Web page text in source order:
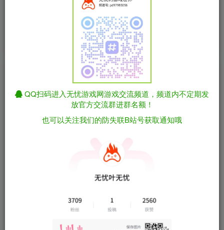
破晓传说/破晓传奇/Tales of Arise v20231212
包含全DLC（官中）
免费资源
破晓传说/破晓传奇/Tales of Arise v20231212
有问题看网站顶部解压运
迅雷下载
全站统一解压密码：
QQ扫码进入无忧游戏网游戏交流频道，频道内不定期发
放官方交流群进群名额！
也可以关注我们的防失联B站号获取通知哦